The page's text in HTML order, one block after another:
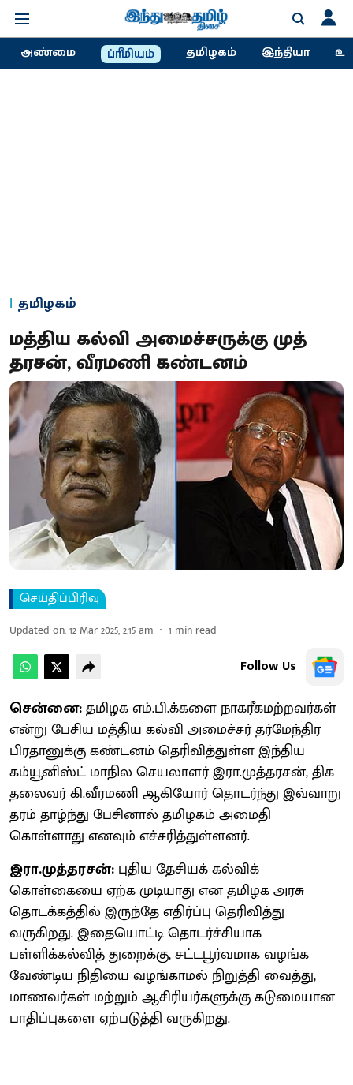
அண்மை ப்ரீமியம் தமிழகம் இந்தியா
தமிழகம்
மத்திய கல்வி அமைச்சருக்கு முத்​
தரசன், வீரமணி கண்​டனம்
செய்திப்பிரிவு
Updated on:12 Mar 2025, 2:15 am 1 min read
Follow Us
சென்னை:தமிழக எம்.பி.க்களை நாகரீகமற்றவர்கள்
என்று பேசிய மத்திய கல்வி அமைச்சர் தர்மேந்திர
பிரதானுக்கு கண்டனம் தெரிவித்துள்ள இந்திய
கம்யூனிஸ்ட் மாநில செயலாளர் இரா.முத்தரசன், திக
தலைவர் கி.வீரமணி ஆகியோர் தொடர்ந்து இவ்வாறு
தரம் தாழ்ந்து பேசினால் தமிழகம் அமைதி
கொள்ளாது எனவும் எச்சரித்துள்ளனர்.
இரா.முத்தரசன்: புதிய தேசியக் கல்விக்
கொள்கையை ஏற்க முடியாது என தமிழக அரசு
தொடக்கத்தில் இருந்தே எதிர்ப்பு தெரிவித்து
வருகிறது. இதையொட்டி தொடர்ச்சியாக
பள்ளிக்கல்வித் துறைக்கு, சட்டபூர்வமாக வழங்க
வேண்டிய நிதியை வழங்காமல் நிறுத்தி வைத்து,
மாணவர்கள் மற்றும் ஆசிரியர்களுக்கு கடுமையான
பாதிப்புகளை ஏற்படுத்தி வருகிறது.